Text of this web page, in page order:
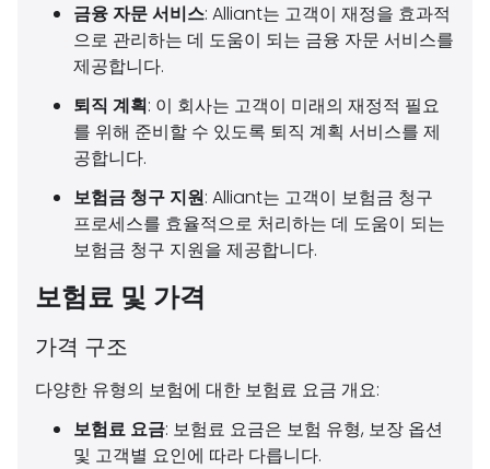
금융 자문 서비스: Alliant는 고객이 재정을 효과적
으로 관리하는 데 도움이 되는 금융 자문 서비스를
제공합니다.
퇴직 계획: 이 회사는 고객이 미래의 재정적 필요
를 위해 준비할 수 있도록 퇴직 계획 서비스를 제
공합니다.
보험금 청구 지원: Alliant는 고객이 보험금 청구
프로세스를 효율적으로 처리하는 데 도움이 되는
보험금 청구 지원을 제공합니다.
보험료 및 가격
가격 구조
다양한 유형의 보험에 대한 보험료 요금 개요:
보험료 요금: 보험료 요금은 보험 유형, 보장 옵션
및 고객별 요인에 따라 다릅니다.